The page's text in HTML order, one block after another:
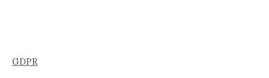
GDPR